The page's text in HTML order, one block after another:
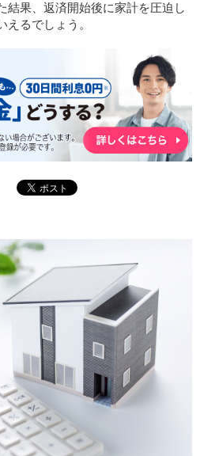
結果、返済開始後に家計を圧迫し
るでしょう。